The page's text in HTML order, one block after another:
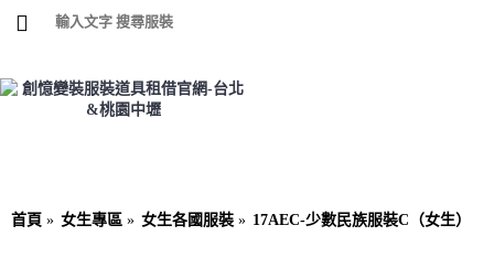
首頁 女生專區 女生各國服裝 17AEC-少數民族服裝C（女生）